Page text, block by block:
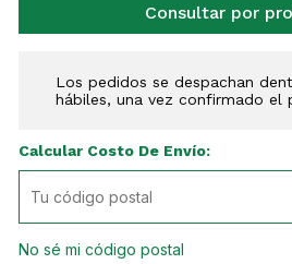
Consultar por
Los pedidos se despachan
hábiles, una vez confirmado el
Calcular Costo De Envío:
No sé mi código postal